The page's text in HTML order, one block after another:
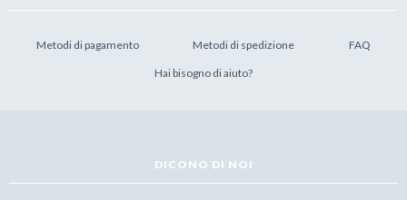
Metodi di pagamento Metodi di spedizione FAQ
Hai bisogno di aiuto?
DICONO DI NOI